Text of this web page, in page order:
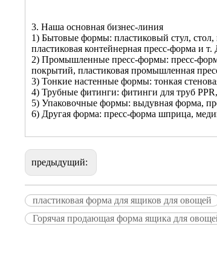
3. Наша основная бизнес-линия
1) Бытовые формы: пластиковый стул, стол,
пластиковая контейнерная пресс-форма и т.
2) Промышленные пресс-формы: пресс-
покрытий, пластиковая промышленная
3) Тонкие настенные формы: тонкая
4) Трубные фитинги: фитинги для труб
5) Упаковочные формы: выдувная форма,
6) Другая форма: пресс-форма шприца,
предыдущий:
пластиковая форма для ящиков для овощей
Горячая продающая форма ящика для